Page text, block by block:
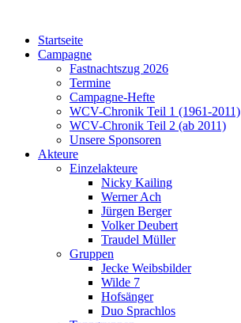
Startseite
Campagne
Fastnachtszug 2026
Termine
Campagne-Hefte
WCV-Chronik Teil 1 (1961-2011)
WCV-Chronik Teil 2 (ab 2011)
Unsere Sponsoren
Akteure
Einzelakteure
Nicky Kailing
Werner Ach
Jürgen Berger
Volker Deubert
Traudel Müller
Gruppen
Jecke Weibsbilder
Wilde 7
Hofsänger
Duo Sprachlos